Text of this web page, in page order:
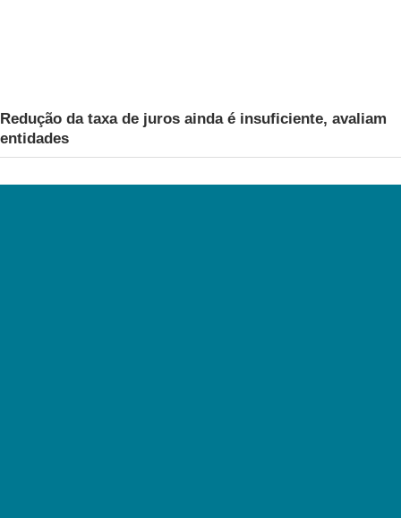
Redução da taxa de juros ainda é insuficiente, avaliam
entidades